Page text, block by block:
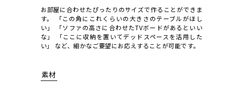
お部屋に合わせたぴったりのサイズで作ることができま
す。
「この角にこれくらいの大きさのテーブルがほし
い」
「ソファの高さに合わせたTVボードがあるといい
な」
「ここに収納を置いてデッドスペースを活用した
い」
など、細かなご要望にお応えすることが可能です。
素材